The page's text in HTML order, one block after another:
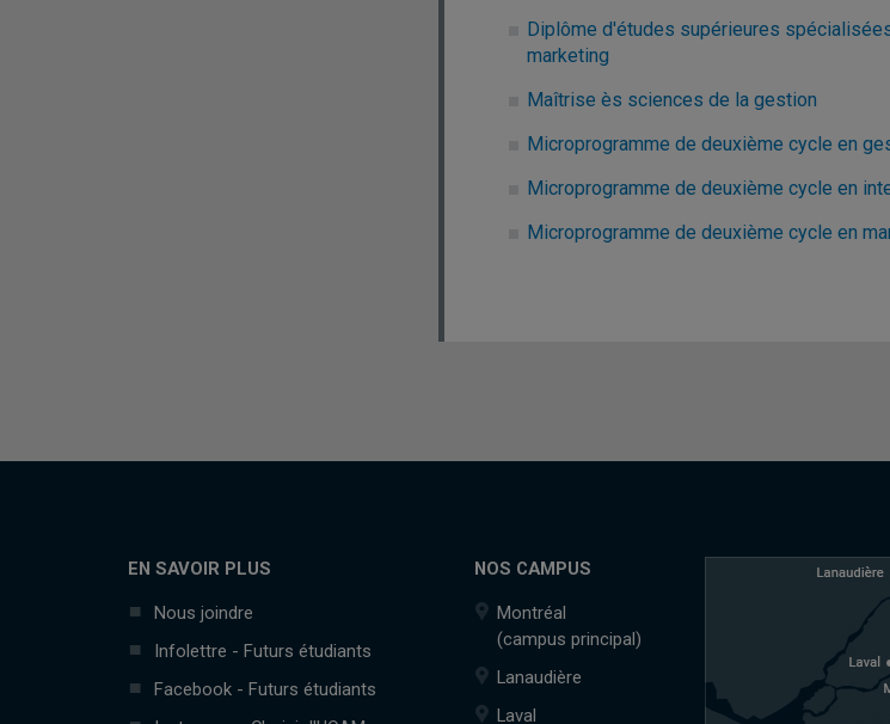
Diplôme d'études supérieures
marketing
Maîtrise ès sciences de la gestion
Microprogramme de deuxième cycle en
Microprogramme de deuxième cycle en
Microprogramme de deuxième cycle en
EN SAVOIR PLUS
Nous joindre
Infolettre - Futurs étudiants
Facebook - Futurs étudiants
NOS CAMPUS
Montréal
(campus principal)
Lanaudière
Laval